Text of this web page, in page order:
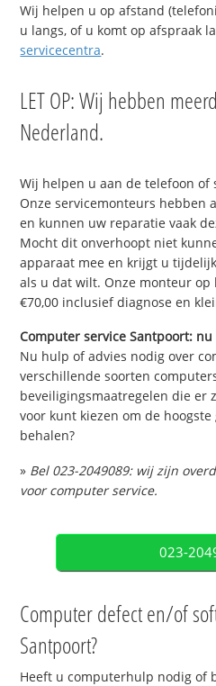
Wij helpen u op afstand
u langs, of u komt op afspraak
servicecentra.
LET OP: Wij hebben
Nederland.
Wij helpen u aan de telefoon
Onze servicemonteurs hebben
en kunnen uw reparatie vaak
Mocht dit onverhoopt niet
apparaat mee en krijgt u
als u dat wilt. Onze monteur op
€70,00 inclusief diagnose en
Computer service Santpoort:
Nu hulp of advies nodig over
verschillende soorten
beveiligingsmaatregelen die er
voor kunt kiezen om de
behalen?
» Bel 023-2049089: wij zijn
voor computer service.
023-
Computer defect en/of
Santpoort?
Heeft u computerhulp nodig of